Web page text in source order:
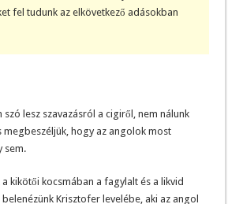
fel tudunk az elkövetkező adásokban
szó lesz szavazásról a cigiről, nem nálunk
megbeszéljük, hogy az angolok most
sem.
kikötői kocsmában a fagylalt és a likvid
Krisztofer levelébe, aki az angol